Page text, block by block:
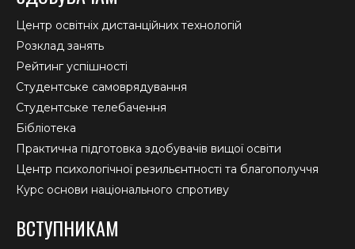
Центр освітніх дистанційних технологій
Розклад занять
Рейтинг успішності
Студентське самоврядування
Студентське телебачення
Бібліотека
Практична підготовка здобувачів вищої освіти
Центр психологічної резильєнтності та благополуччя
Курс основи національного спротиву
ВСТУПНИКАМ